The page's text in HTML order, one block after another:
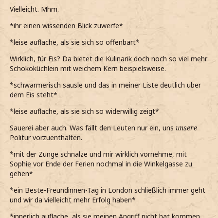
Vielleicht. Mhm.
*ihr einen wissenden Blick zuwerfe*
*leise auflache, als sie sich so offenbart*
Wirklich, für Eis? Da bietet die Kulinarik doch noch so viel mehr.
Schokoküchlein mit weichem Kern beispielsweise.
*schwärmerisch säusle und das in meiner Liste deutlich über
dem Eis steht*
*leise auflache, als sie sich so widerwillig zeigt*
Sauerei aber auch. Was fällt den Leuten nur ein, uns unsere
Politur vorzuenthalten.
*mit der Zunge schnalze und mir wirklich vornehme, mit
Sophie vor Ende der Ferien nochmal in die Winkelgasse zu
gehen*
*ein Beste-Freundinnen-Tag in London schließlich immer geht
und wir da vielleicht mehr Erfolg haben*